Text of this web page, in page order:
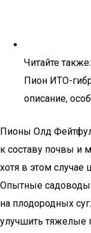
Читайте также:
Пион ИТО-
описание,
Пионы Олд
к составу почвы и
хотя в этом
Опытные садоводы
на плодородных
улучшить тяжелые